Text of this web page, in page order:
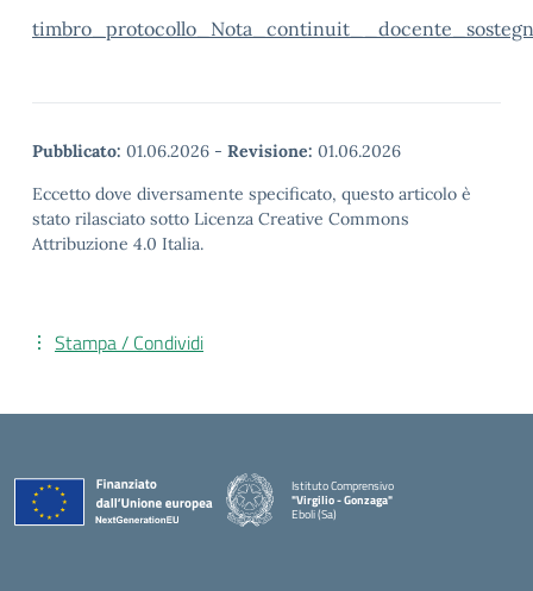
Pubblicato: 01.06.2026 - Revisione: 01.06.2026
Eccetto dove diversamente specificato, questo articolo è
stato rilasciato sotto Licenza Creative Commons
Attribuzione 4.0 Italia.
Stampa / Condividi
Istituto Comprensivo
"Virgilio - Gonzaga"
Eboli (Sa)